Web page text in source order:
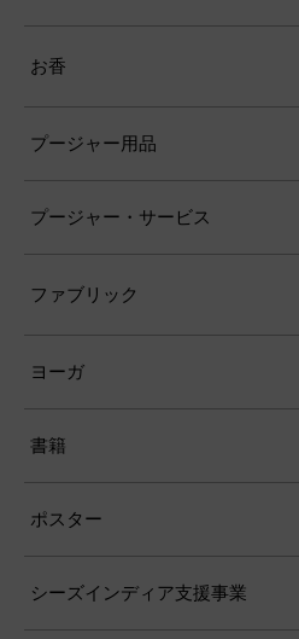
お香
プージャー用品
プージャー・サービス
ファブリック
ヨーガ
書籍
ポスター
シーズインディア支援事業